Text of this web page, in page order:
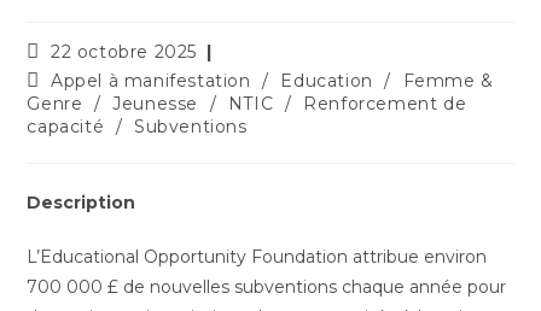
22 octobre 2025
Appel à manifestation
/ Education /
Femme &
Genre
/ Jeunesse / NTIC /
Renforcement de
capacité
/ Subventions
Description
L’Educational Opportunity Foundation attribue environ
700 000 £ de nouvelles subventions chaque année pour